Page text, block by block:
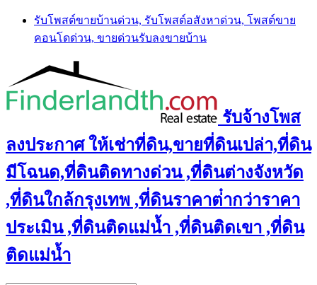
Skip
content
รับโพสต์ขายบ้านด่วน, รับโพสต์อสังหาด่วน, โพสต์ขาย
คอนโดด่วน, ขายด่วนรับลงขายบ้าน
รับจ้างโพส
ลงประกาศ ให้เช่าที่ดิน,ขายที่ดินเปล่า,ที่ดิน
มีโฉนด,ที่ดินติดทางด่วน ,ที่ดินต่างจังหวัด
,ที่ดินใกล้กรุงเทพ ,ที่ดินราคาต่ํากว่าราคา
ประเมิน ,ที่ดินติดแม่น้ำ ,ที่ดินติดเขา ,ที่ดิน
ติดแม่น้ำ